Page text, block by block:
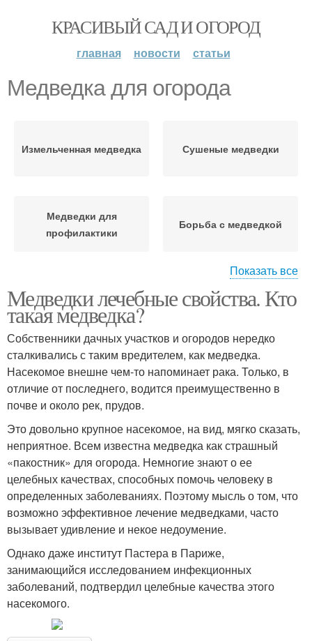
КРАСИВЫЙ САД И ОГОРОД
главная новости статьи
Медведка для огорода
Измельченная медведка Сушеные медведки
Медведки для
профилактики
Борьба с медведкой
Лекарство из медведки
Показать все
Медведки лечебные свойства. Кто
такая медведка?
Собственники дачных участков и огородов нередко
сталкивались с таким вредителем, как медведка.
Насекомое внешне чем-то напоминает рака. Только, в
отличие от последнего, водится преимущественно в
почве и около рек, прудов.
Это довольно крупное насекомое, на вид, мягко сказать,
неприятное. Всем известна медведка как страшный
«пакостник» для огорода. Немногие знают о ее
целебных качествах, способных помочь человеку в
определенных заболеваниях. Поэтому мысль о том, что
возможно эффективное лечение медведками, часто
вызывает удивление и некое недоумение.
Однако даже институт Пастера в Париже,
занимающийся исследованием инфекционных
заболеваний, подтвердил целебные качества этого
насекомого.